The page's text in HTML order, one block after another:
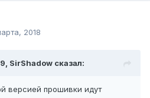
2018
SirShadow сказал:
версией прошивки идут